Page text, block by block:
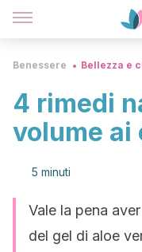
Benessere Bellezza e
4 rimedi
volume ai
5 minuti
Vale la pena
del gel di aloe